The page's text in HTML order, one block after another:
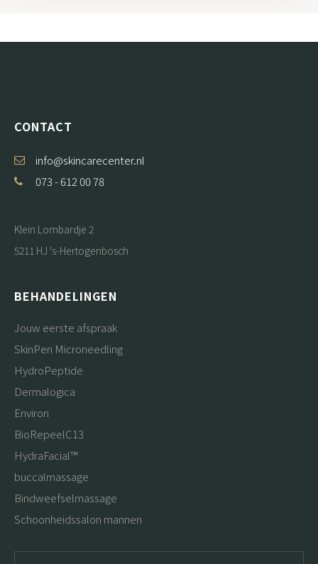
CONTACT
info@skincarecenter.nl
073 - 612 00 78
Klein Lombardje 2
5211 HJ 's-Hertogenbosch
BEHANDELINGEN
Jouw eerste afspraak
SkinPen Microneedling
HydroPeptide
Dermalogica
Environ
BioRepeelC13
HydraFacial™
buccalmassage
Bindweefselmassage
Schoonheidssalon mannen